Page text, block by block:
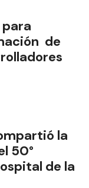
de
la
50°
de la